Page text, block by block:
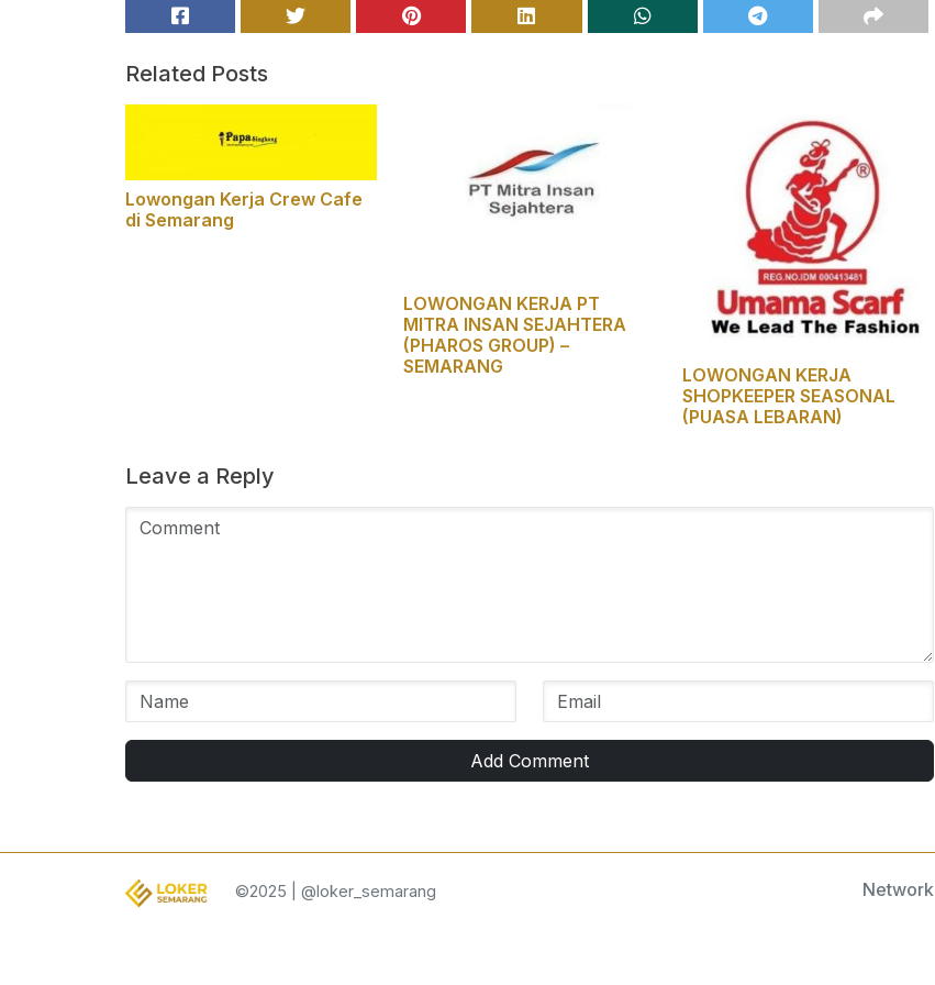
Related Posts
Lowongan Kerja Crew Cafe
di Semarang
LOWONGAN KERJA PT
MITRA INSAN SEJAHTERA
(PHAROS GROUP) –
SEMARANG
LOWONGAN KERJA
SHOPKEEPER SEASONAL
(PUASA LEBARAN)
Leave a Reply
Add Comment
©2025 | @loker_semarang Network